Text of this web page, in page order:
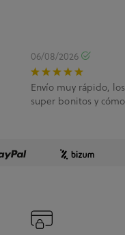
06/08/2026
Envío muy rápido,
super bonitos y